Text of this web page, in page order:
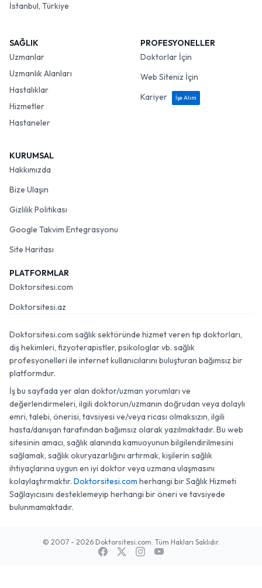
İstanbul, Türkiye
SAĞLIK
Uzmanlar
Uzmanlık Alanları
Hastalıklar
Hizmetler
Hastaneler
PROFESYONELLER
Doktorlar İçin
Web Siteniz İçin
Kariyer
İşe Alım
KURUMSAL
Hakkımızda
Bize Ulaşın
Gizlilik Politikası
Google Takvim Entegrasyonu
Site Haritası
PLATFORMLAR
Doktorsitesi.com
Doktorsitesi.az
Doktorsitesi.com sağlık sektöründe hizmet veren tıp doktorları,
diş hekimleri, fizyoterapistler, psikologlar vb. sağlık
profesyonelleri ile internet kullanıcılarını buluşturan bağımsız bir
platformdur.
İş bu sayfada yer alan doktor/uzman yorumları ve
değerlendirmeleri, ilgili doktorun/uzmanın doğrudan veya dolaylı
emri, talebi, önerisi, tavsiyesi ve/veya ricası olmaksızın, ilgili
hasta/danışan tarafından bağımsız olarak yazılmaktadır. Bu web
sitesinin amacı, sağlık alanında kamuoyunun bilgilendirilmesini
sağlamak, sağlık okuryazarlığını artırmak, kişilerin sağlık
ihtiyaçlarına uygun en iyi doktor veya uzmana ulaşmasını
kolaylaştırmaktır. Doktorsitesi.com herhangi bir Sağlık Hizmeti
Sağlayıcısını desteklemeyip herhangi bir öneri ve tavsiyede
bulunmamaktadır.
© 2007 - 2026 Doktorsitesi.com. Tüm Hakları Saklıdır.